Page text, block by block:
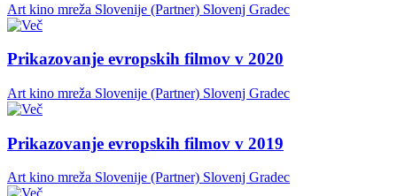
Art kino mreža Slovenije (Partner) Slovenj Gradec
Prikazovanje evropskih filmov v 2020
Art kino mreža Slovenije (Partner) Slovenj Gradec
Prikazovanje evropskih filmov v 2019
Art kino mreža Slovenije (Partner) Slovenj Gradec